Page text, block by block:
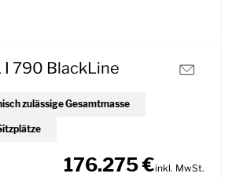
I 790 BlackLine
zulässige Gesamtmasse
inkl. MwSt.
176.275 €